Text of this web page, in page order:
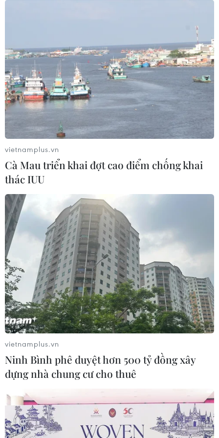
Trung Quốc sẵn sàng phối hợp đưa quan
hệ với EU "trở lại đúng đường"
06/04/2023 15:18
Ông Tập Cận Bình khẳng định chuyến thăm của Tổng
thống Pháp và Chủ tịch EC cho thấy mong muốn tích
cực của Liên minh châu Âu (EU) tăng cường quan hệ
với Trung Quốc và lợi ích chung Trung Quốc-EU.
vietnamplus.vn
Cà Mau triển khai đợt cao điểm chống khai
thác IUU
vietnamplus.vn
Ninh Bình phê duyệt hơn 500 tỷ đồng xây
dựng nhà chung cư cho thuê